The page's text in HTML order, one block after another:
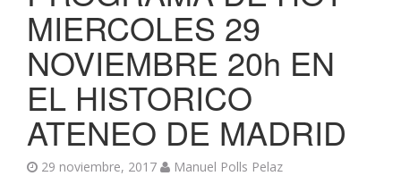
MIERCOLES 29
NOVIEMBRE 20h EN
EL HISTORICO
ATENEO DE MADRID
29 noviembre, 2017 Manuel Polls Pelaz